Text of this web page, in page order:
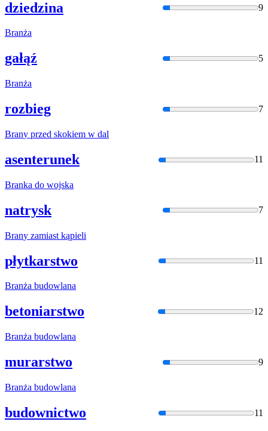
dziedzina 9
Branża
gałąź 5
Branża
rozbieg 7
Brany przed skokiem w dal
asenterunek 11
Branka do wojska
natrysk 7
Brany zamiast kąpieli
płytkarstwo 11
Branża budowlana
betoniarstwo 12
Branża budowlana
murarstwo 9
Branża budowlana
budownictwo 11